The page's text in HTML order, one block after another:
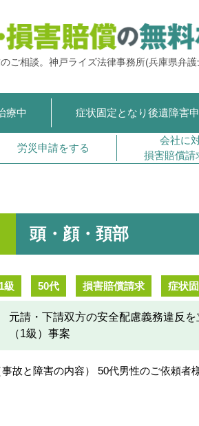
ご相談。 神戸ライズ法律事務所(兵庫県弁
療中 症状固定となり後遺障害
労災申請をする
会社に
損害賠償請
頭・顔・頚部
1級 50代 損害賠償請求 症状
元請・下請双方の安全配慮義務違反
（1級）事案
事故と障害の内容） 50代男性のご依頼